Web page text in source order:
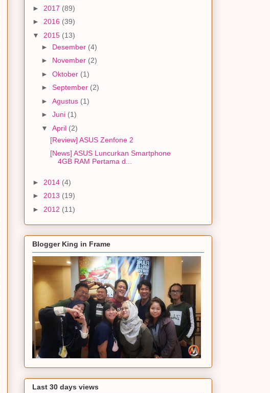
► 2017 (89)
► 2016 (39)
▼ 2015 (13)
► Desember (4)
► November (2)
► Oktober (1)
► September (2)
► Agustus (1)
► Juni (1)
▼ April (2)
[Review] ASUS Zenfone 2
[News] ASUS Luncurkan Smartphone
4GB RAM Pertama d...
► 2014 (4)
► 2013 (19)
► 2012 (11)
Blogger King in Frame
Last 30 days views